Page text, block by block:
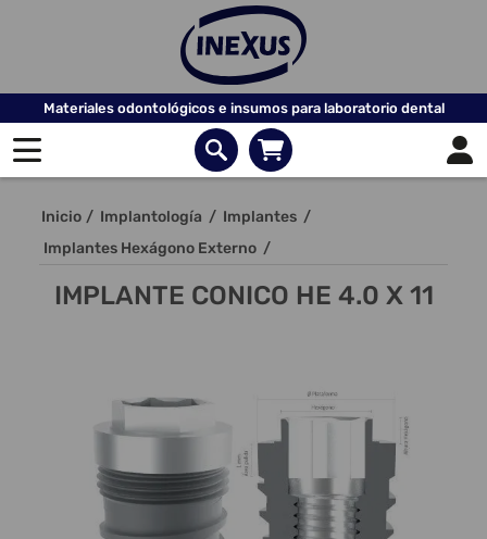
Materiales odontológicos e insumos para laboratorio dental
Inicio / Implantología / Implantes /
Implantes Hexágono Externo /
IMPLANTE CONICO HE 4.0 X 11